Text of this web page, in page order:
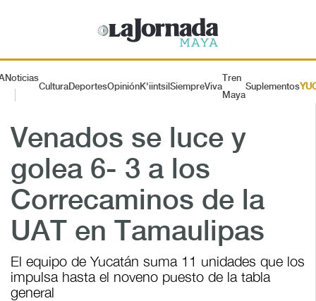
Noticias
CulturaDeportesOpiniónK'iintsil SiempreViva
Tren
Maya
Suplementos
Venados se luce y
golea 6- 3 a los
Correcaminos de la
UAT en Tamaulipas
El equipo de Yucatán suma 11 unidades que los
impulsa hasta el noveno puesto de la tabla
general